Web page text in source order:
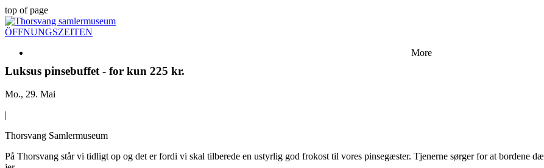
top of page
ÖFFNUNGSZEITEN
More
Luksus pinsebuffet - for kun 225 kr.
Mo., 29. Mai
|
Thorsvang Samlermuseum
På Thorsvang står vi tidligt op og det er fordi vi skal tilberede en ustyrlig god frokost til vores pinsegæster. Tjenerne sørger for at bordene